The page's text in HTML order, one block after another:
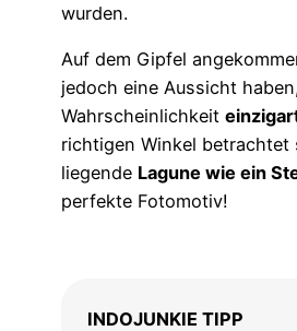
wurden.
Auf dem Gipfel
jedoch eine Aussicht
Wahrscheinlichkeit
richtigen Winkel betrachtet
liegende Lagune wie ein
perfekte Fotomotiv!
INDOJUNKIE TIPP